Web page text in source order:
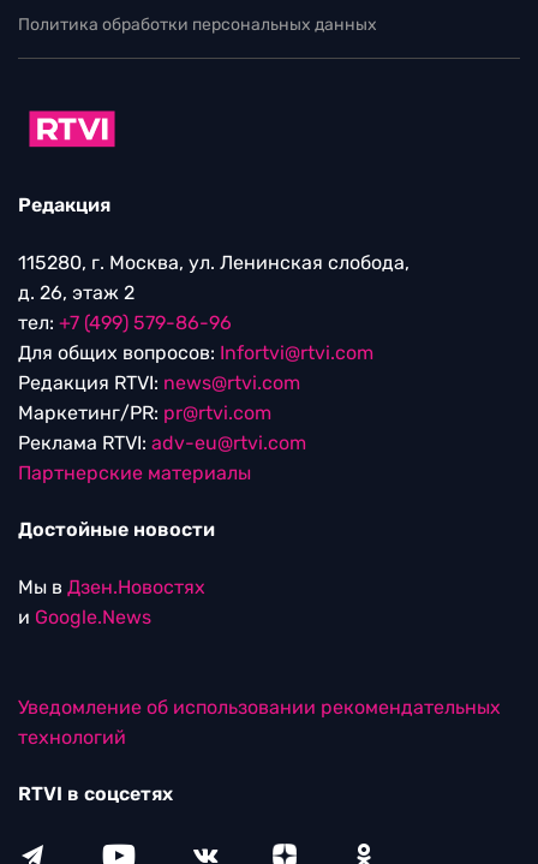
Политика обработки персональных данных
Редакция
115280, г. Москва, ул. Ленинская слобода,
д. 26, этаж 2
тел: +7 (499) 579-86-96
Для общих вопросов: Infortvi@rtvi.com
Редакция RTVI: news@rtvi.com
Маркетинг/PR: pr@rtvi.com
Реклама RTVI: adv-eu@rtvi.com
Партнерские материалы
Достойные новости
Мы в Дзен.Новостях
и Google.News
Уведомление об использовании рекомендательных
технологий
RTVI в соцсетях